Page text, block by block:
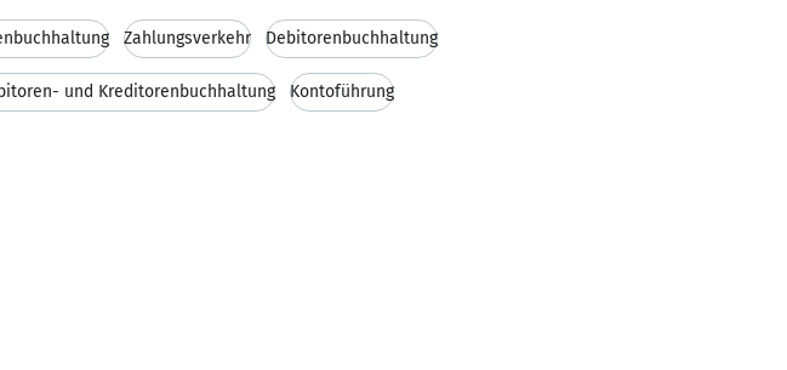
Zahlungsverkehr Debitorenbuchhaltung
und Kreditorenbuchhaltung Kontoführung